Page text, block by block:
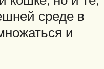
среде в
и